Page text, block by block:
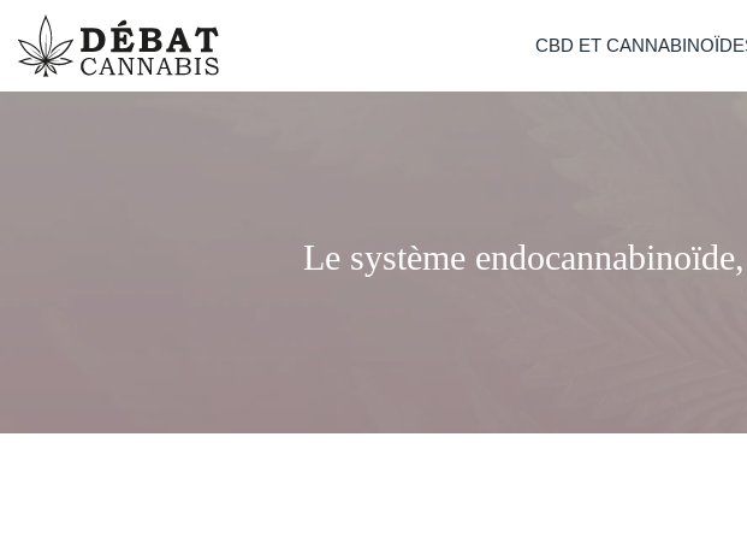
CBD ET
Le système